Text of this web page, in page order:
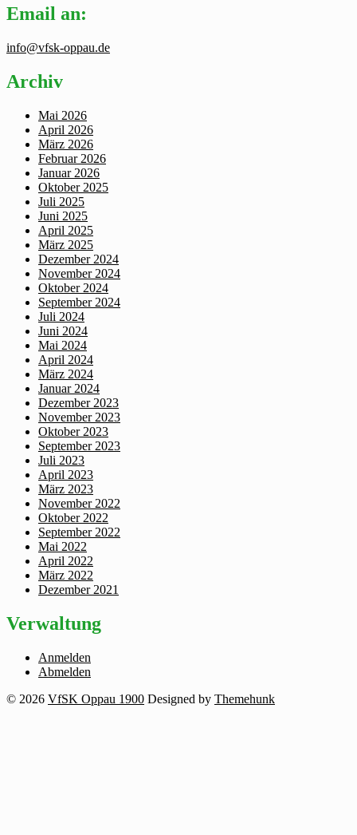
Email an:
info@vfsk-oppau.de
Archiv
Mai 2026
April 2026
März 2026
Februar 2026
Januar 2026
Oktober 2025
Juli 2025
Juni 2025
April 2025
März 2025
Dezember 2024
November 2024
Oktober 2024
September 2024
Juli 2024
Juni 2024
Mai 2024
April 2024
März 2024
Januar 2024
Dezember 2023
November 2023
Oktober 2023
September 2023
Juli 2023
April 2023
März 2023
November 2022
Oktober 2022
September 2022
Mai 2022
April 2022
März 2022
Dezember 2021
Verwaltung
Anmelden
Abmelden
© 2026 VfSK Oppau 1900 Designed by Themehunk